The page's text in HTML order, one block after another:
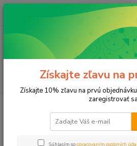
(Po-Pia, 8-17 hod.)
Hadice priesakové
Hadice priesakové
Získajte zľavu na
Získajte 10% zľavu na prvú
zaregistrovať
Súhlasím sospracovaním osobných